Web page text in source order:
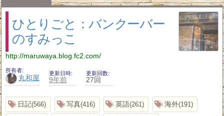
ひとりごと：バンクーバー
のすみっこ
http://maruwaya.blog.fc2.com/
所有者
丸和屋
更新日時
9年前
更新回数
27回
日記 566 写真 416 英語 261 海外 191